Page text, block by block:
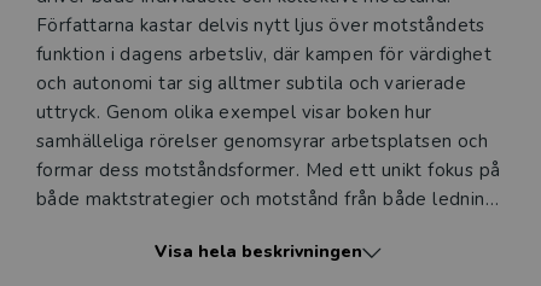
Författarna kastar delvis nytt ljus över motståndets
funktion i dagens arbetsliv, där kampen för värdighet
och autonomi tar sig alltmer subtila och varierade
uttryck. Genom olika exempel visar boken hur
samhälleliga rörelser genomsyrar arbetsplatsen och
formar dess motståndsformer. Med ett unikt fokus på
både maktstrategier och motstånd från både ledning
maktrelationer. Till exempel lyfter boken hur
Visa hela beskrivningen